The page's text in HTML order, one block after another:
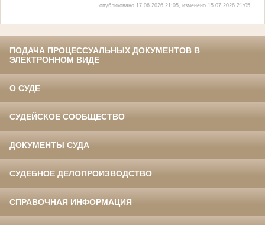
опубликовано 17.06.2026 21:05, изменено 15.07.2026 21:05
ПОДАЧА ПРОЦЕССУАЛЬНЫХ ДОКУМЕНТОВ В
ЭЛЕКТРОННОМ ВИДЕ
О СУДЕ
СУДЕЙСКОЕ СООБЩЕСТВО
ДОКУМЕНТЫ СУДА
СУДЕБНОЕ ДЕЛОПРОИЗВОДСТВО
СПРАВОЧНАЯ ИНФОРМАЦИЯ